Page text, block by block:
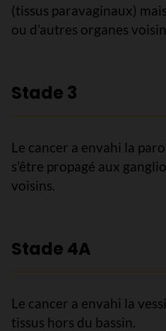
(tissus paravaginaux)
ou d’autres organes
Stade 3
Le cancer a envahi la
s’être propagé aux
voisins.
Stade 4A
Le cancer a envahi la
tissus hors du bassin.